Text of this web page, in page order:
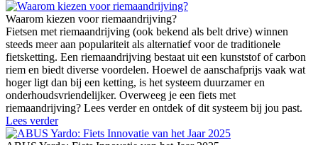
Waarom kiezen voor riemaandrijving?
Fietsen met riemaandrijving (ook bekend als belt drive) winnen
steeds meer aan populariteit als alternatief voor de traditionele
fietsketting. Een riemaandrijving bestaat uit een kunststof of carbon
riem en biedt diverse voordelen. Hoewel de aanschafprijs vaak wat
hoger ligt dan bij een ketting, is het systeem duurzamer en
onderhoudsvriendelijker. Overweeg je een fiets met
riemaandrijving? Lees verder en ontdek of dit systeem bij jou past.
Lees verder